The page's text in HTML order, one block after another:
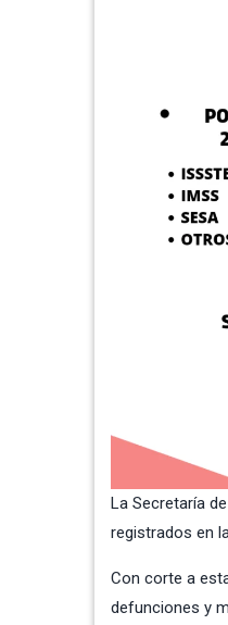
La Secretaría
registrados en
Con corte a
defunciones y